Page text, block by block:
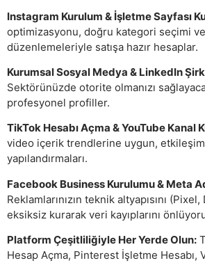
Instagram Kurulum & İşletme Sayfası
optimizasyonu, doğru kategori seçimi
düzenlemeleriyle satışa hazır hesaplar.
Kurumsal Sosyal Medya & LinkedIn
Sektörünüzde otorite olmanızı
profesyonel profiller.
TikTok Hesabı Açma & YouTube Kanal
video içerik trendlerine uygun,
yapılandırmaları.
Facebook Business Kurulumu & Meta
Reklamlarınızın teknik altyapısını
eksiksiz kurarak veri kayıplarını
Platform Çeşitliliğiyle Her Yerde Olun:
Hesap Açma, Pinterest İşletme Hesabı,